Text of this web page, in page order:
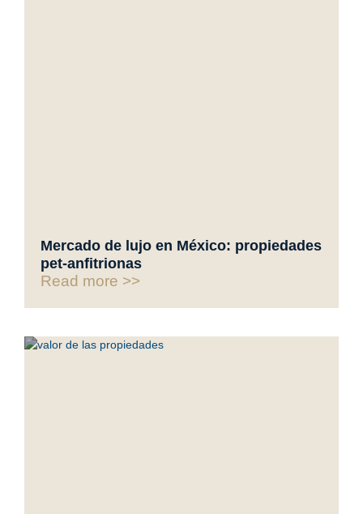
Mercado de lujo en México: propiedades
pet-anfitrionas
Read more >>